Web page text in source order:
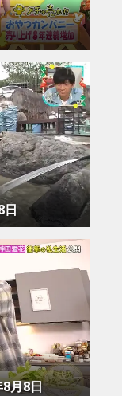
日
月8日